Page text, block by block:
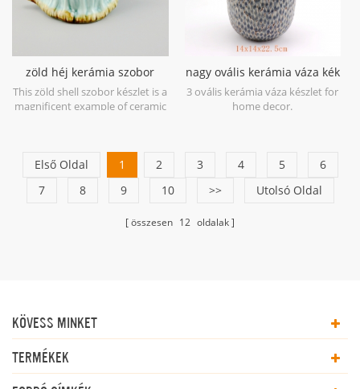
zöld héj kerámia szobor
készlet
This zöld shell szobor készlet is a
magnificent example of ceramic
nagy ovális kerámia váza kék
antik
3 ovális kerámia váza készlet for
home decor.
Első Oldal 1 2 3 4 5
6
7
8 9 10 >> Utolsó Oldal
összesen 12 oldalak
KÖVESS MINKET
TERMÉKEK